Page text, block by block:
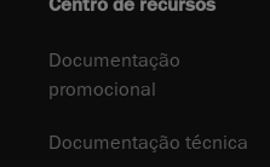
Centro de recursos
Documentação
promocional
Documentação técnica